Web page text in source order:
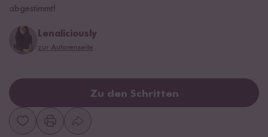
abgestimmt!
Lenaliciously
zur Autorenseite
Zu den Schritten